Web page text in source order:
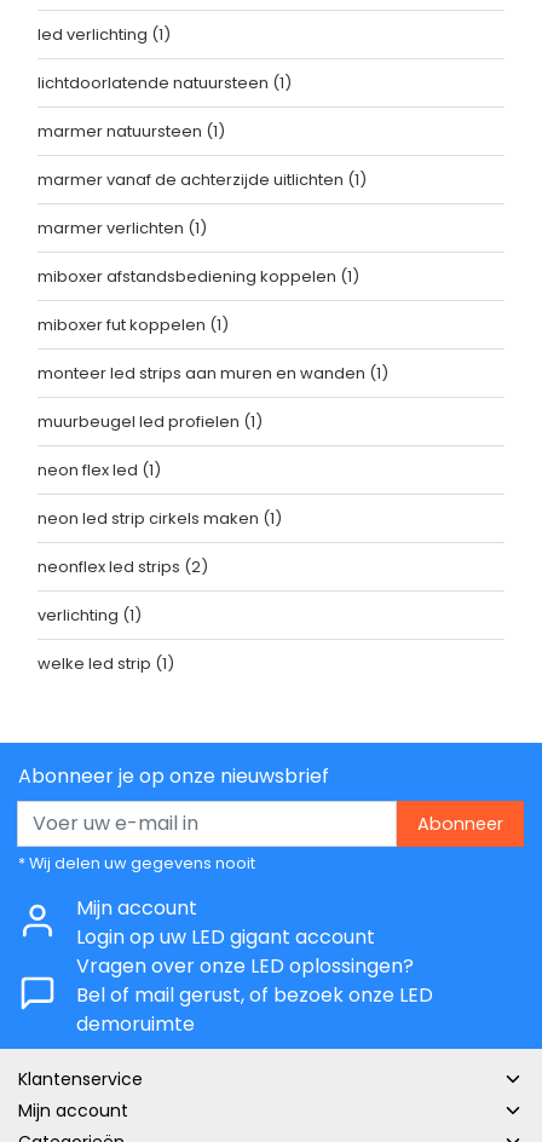
led verlichting (1)
lichtdoorlatende natuursteen (1)
marmer natuursteen (1)
marmer vanaf de achterzijde uitlichten (1)
marmer verlichten (1)
miboxer afstandsbediening koppelen (1)
miboxer fut koppelen (1)
monteer led strips aan muren en wanden (1)
muurbeugel led profielen (1)
neon flex led (1)
neon led strip cirkels maken (1)
neonflex led strips (2)
verlichting (1)
welke led strip (1)
Abonneer je op onze nieuwsbrief
Abonneer
* Wij delen uw gegevens nooit
Mijn account
Login op uw LED gigant account
Vragen over onze LED oplossingen?
Bel of mail gerust, of bezoek onze LED
demoruimte
Klantenservice
Mijn account